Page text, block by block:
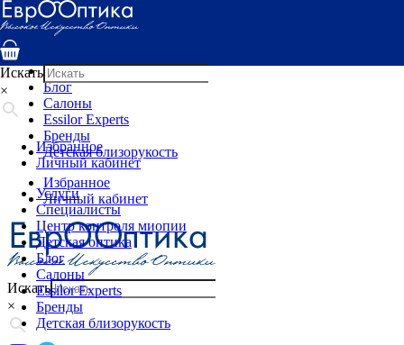
Услуги
Специалисты
Детская оптика
Блог
Салоны
Essilor Experts
Бренды
Детская близорукость
Избранное
Личный кабинет
Искать
×
Искать
×
Избранное
Личный кабинет
Услуги
Специалисты
Центр контроля миопии
Детская оптика
Блог
Салоны
Essilor Experts
Бренды
Детская близорукость